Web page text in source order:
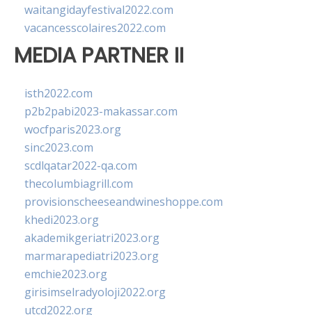
waitangidayfestival2022.com
vacancesscolaires2022.com
MEDIA PARTNER II
isth2022.com
p2b2pabi2023-makassar.com
wocfparis2023.org
sinc2023.com
scdlqatar2022-qa.com
thecolumbiagrill.com
provisionscheeseandwineshoppe.com
khedi2023.org
akademikgeriatri2023.org
marmarapediatri2023.org
emchie2023.org
girisimselradyoloji2022.org
utcd2022.org